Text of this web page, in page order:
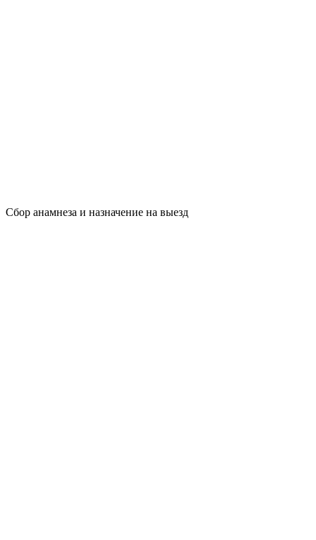
Сбор анамнеза и назначение на выезд